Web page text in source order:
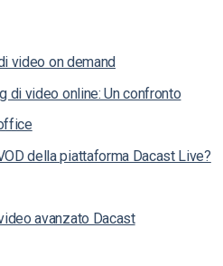
video on demand
di video online: Un confronto
della piattaforma Dacast Live?
avanzato Dacast